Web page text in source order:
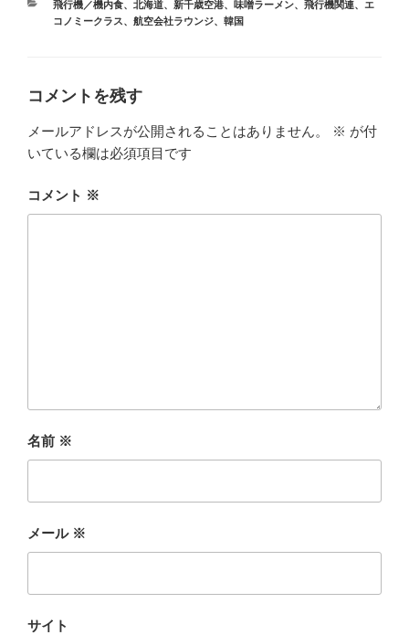
カ
テ
飛行機／機内食、 北海道、 新千歳空港、 味噌ラーメン、 飛行機関連、
エ
コノミークラス、 航空会社ラウンジ、 韓国
コメントを残す
メールアドレスが公開されることはありません。 ※ が付
いている欄は必須項目です
コメント ※
名前 ※
メール ※
サイト